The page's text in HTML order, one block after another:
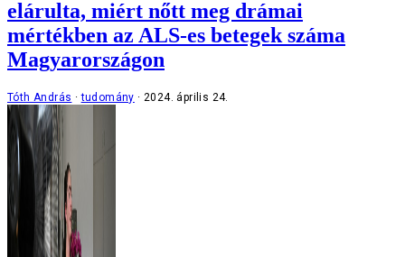
elárulta, miért nőtt meg drámai
mértékben az ALS-es betegek száma
Magyarországon
Tóth András tudomány 2024. április 24.